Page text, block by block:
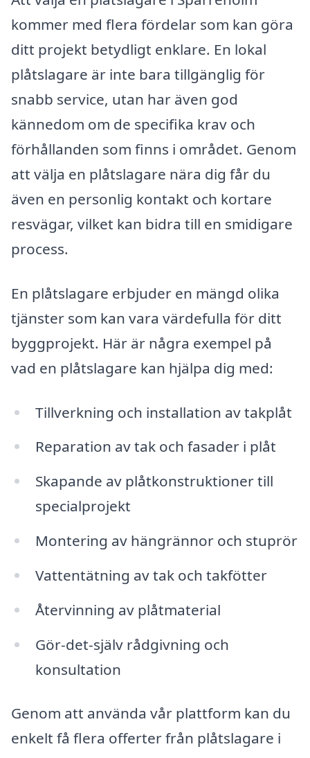
kommer med flera fördelar som kan göra
ditt projekt betydligt enklare. En lokal
plåtslagare är inte bara tillgänglig för
snabb service, utan har även god
kännedom om de specifika krav och
förhållanden som finns i området. Genom
att välja en plåtslagare nära dig får du
även en personlig kontakt och kortare
resvägar, vilket kan bidra till en smidigare
process.
En plåtslagare erbjuder en mängd olika
tjänster som kan vara värdefulla för ditt
byggprojekt. Här är några exempel på
vad en plåtslagare kan hjälpa dig med:
Tillverkning och installation av takplåt
Reparation av tak och fasader i plåt
Skapande av plåtkonstruktioner till
specialprojekt
Montering av hängrännor och stuprör
Vattentätning av tak och takfötter
Återvinning av plåtmaterial
Gör-det-själv rådgivning och
konsultation
Genom att använda vår plattform kan du
enkelt få flera offerter från plåtslagare i